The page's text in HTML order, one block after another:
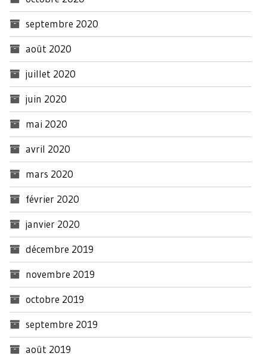
septembre 2020
août 2020
juillet 2020
juin 2020
mai 2020
avril 2020
mars 2020
février 2020
janvier 2020
décembre 2019
novembre 2019
octobre 2019
septembre 2019
août 2019